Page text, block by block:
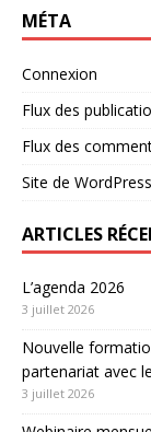
MÉTA
Connexion
Flux des
Flux des
Site de
ARTICLES
L’agenda 2026
3 juillet 2026
Nouvelle
partenariat avec
3 juillet 2026